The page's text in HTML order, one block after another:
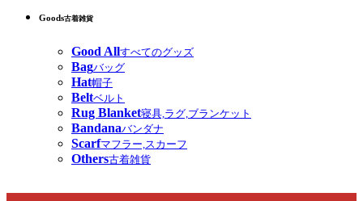
Goods古着雑貨
Good Allすべてのグッズ
Bagバッグ
Hat帽子
Beltベルト
Rug Blanket寝具,ラグ,ブランケット
Bandanaバンダナ
Scarfマフラー,スカーフ
Others古着雑貨